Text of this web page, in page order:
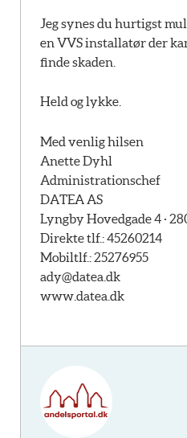
Jeg synes du hurtigst
en VVS installatør der
finde skaden.
Held og lykke.
Med venlig hilsen
Anette Dyhl
Administrationschef
DATEA AS
Lyngby Hovedgade 4 ·
Direkte tlf.: 45260214
Mobiltlf.: 25276955
ady@datea.dk
www.datea.dk